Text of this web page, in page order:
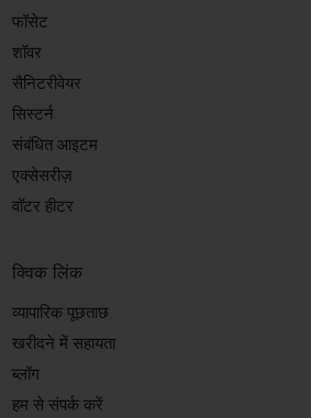
फॉसेट
शॉवर
सैनिटरीवेयर
सिस्टर्न
संबंधित आइटम
एक्सेसरीज़
वॉटर हीटर
क्विक लिंक
व्यापारिक पूछताछ
खरीदने में सहायता
ब्लॉग
हम से संपर्क करें